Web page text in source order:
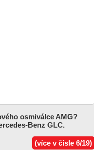
osmiválce AMG?
Benz GLC.
(více v čísle 6/19)